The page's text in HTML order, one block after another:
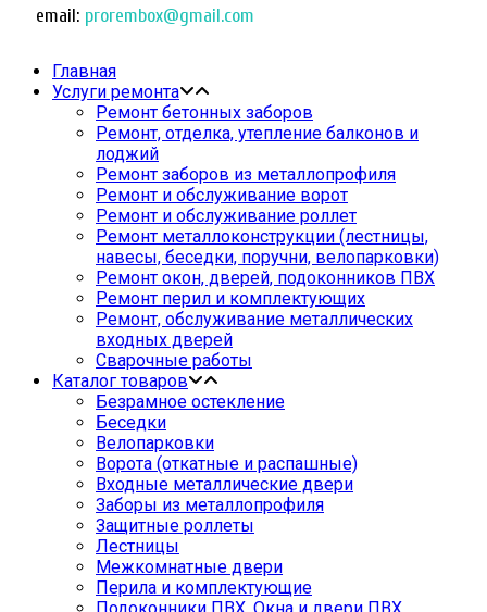
email: prorembox@gmail.com
Главная
Услуги ремонта
Ремонт бетонных заборов
Ремонт, отделка, утепление балконов и
лоджий
Ремонт заборов из металлопрофиля
Ремонт и обслуживание ворот
Ремонт и обслуживание роллет
Ремонт металлоконструкции (лестницы,
навесы, беседки, поручни, велопарковки)
Ремонт окон, дверей, подоконников ПВХ
Ремонт перил и комплектующих
Ремонт, обслуживание металлических
входных дверей
Сварочные работы
Каталог товаров
Безрамное остекление
Беседки
Велопарковки
Ворота (откатные и распашные)
Входные металлические двери
Заборы из металлопрофиля
Защитные роллеты
Лестницы
Межкомнатные двери
Перила и комплектующие